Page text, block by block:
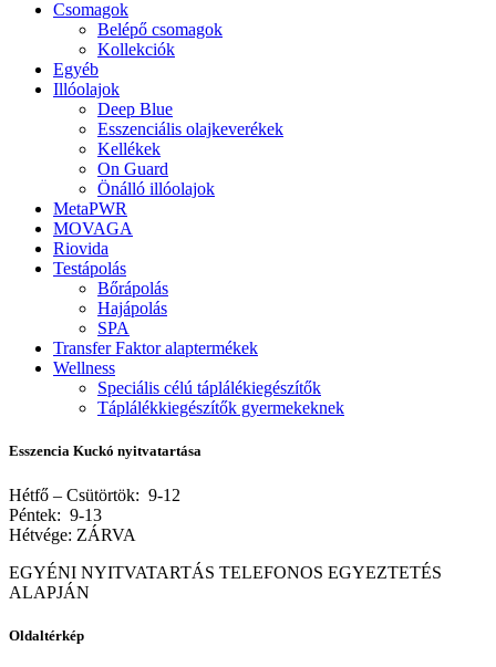
Csomagok
Belépő csomagok
Kollekciók
Egyéb
Illóolajok
Deep Blue
Esszenciális olajkeverékek
Kellékek
On Guard
Önálló illóolajok
MetaPWR
MOVAGA
Riovida
Testápolás
Bőrápolás
Hajápolás
SPA
Transfer Faktor alaptermékek
Wellness
Speciális célú táplálékiegészítők
Táplálékkiegészítők gyermekeknek
Esszencia Kuckó nyitvatartása
Hétfő – Csütörtök: 9-12
Péntek: 9-13
Hétvége: ZÁRVA
EGYÉNI NYITVATARTÁS TELEFONOS EGYEZTETÉS
ALAPJÁN
Oldaltérkép